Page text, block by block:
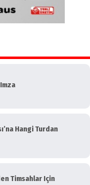
Hangi Turdan
Timsahlar Için